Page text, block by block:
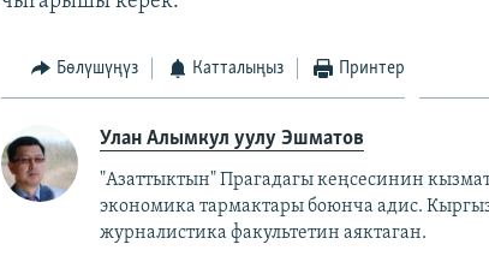
Бөлүшүңүз Катталыңыз Принтер
Улан Алымкул уулу Эшматов
"Азаттыктын" Прагадагы кеңсесинин
экономика тармактары боюнча адис.
журналистика факультетин аяктаган.